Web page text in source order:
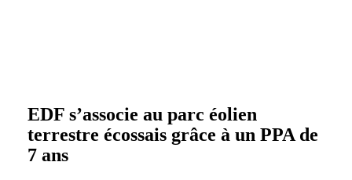
EDF s’associe au parc éolien
terrestre écossais grâce à un PPA de
7 ans